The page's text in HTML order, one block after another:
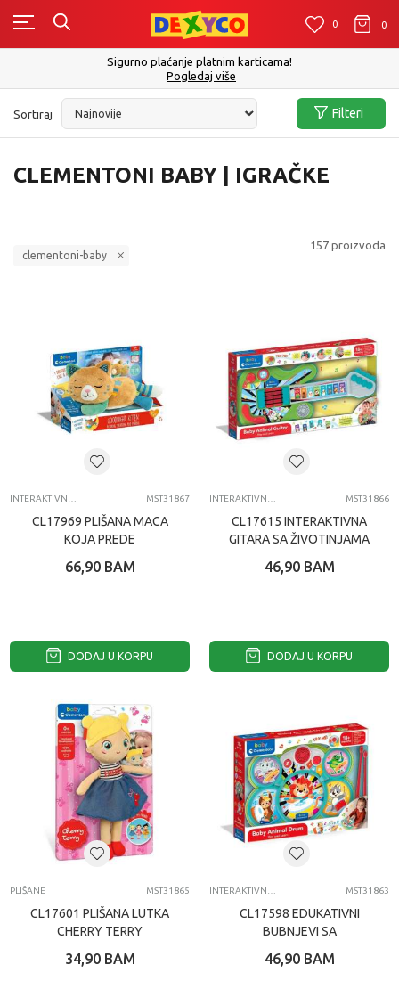
0 0
Click&Collect - Platite karticom Online i preuzmite u prodavnici po Vašem
izboru
Pogledaj više
CLEMENTONI BABY | IGRAČKE
Sortiraj Filteri
clementoni-baby
157 proizvoda
MST31867
CL17969 PLIŠANA MACA
KOJA PREDE
66,90 BAM
DODAJ U KORPU
MST31866
CL17615 INTERAKTIVNA
GITARA SA ŽIVOTINJAMA
46,90 BAM
DODAJ U KORPU
PLIŠANE MST31865
CL17601 PLIŠANA LUTKA
CHERRY TERRY
34,90 BAM
MST31863
CL17598 EDUKATIVNI
BUBNJEVI SA
46,90 BAM